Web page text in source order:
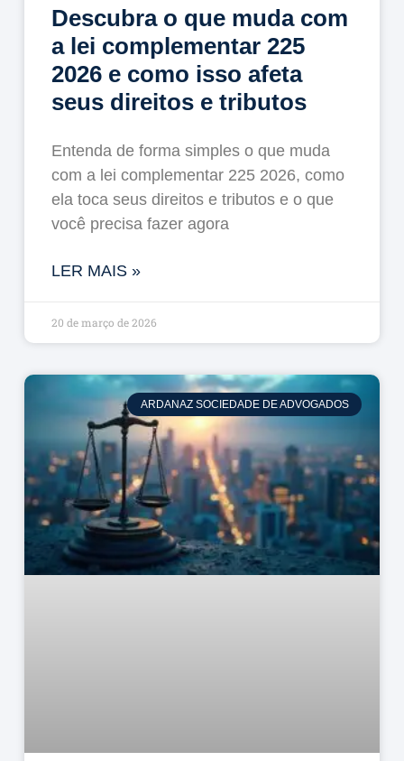
Descubra o que muda com
a lei complementar 225
2026 e como isso afeta
seus direitos e tributos
Entenda de forma simples o que muda
com a lei complementar 225 2026, como
ela toca seus direitos e tributos e o que
você precisa fazer agora
LER MAIS »
20 de março de 2026
ARDANAZ SOCIEDADE DE ADVOGADOS